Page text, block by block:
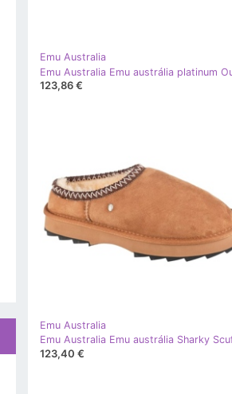
Emu Australia
123,86 €
Emu Australia
123,40 €